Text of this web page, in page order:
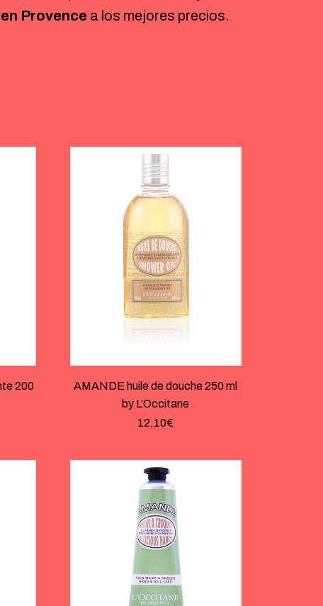
Provence a los mejores precios.
200
AMANDE huile de douche 250 ml
by L’Occitane
12,10€